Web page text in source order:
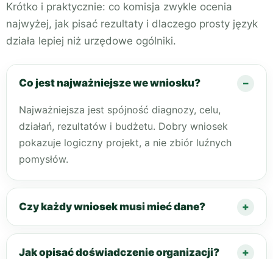
Krótko i praktycznie: co komisja zwykle ocenia
najwyżej, jak pisać rezultaty i dlaczego prosty język
działa lepiej niż urzędowe ogólniki.
Co jest najważniejsze we wniosku?
Najważniejsza jest spójność diagnozy, celu,
działań, rezultatów i budżetu. Dobry wniosek
pokazuje logiczny projekt, a nie zbiór luźnych
pomysłów.
Czy każdy wniosek musi mieć dane?
Jak opisać doświadczenie organizacji?